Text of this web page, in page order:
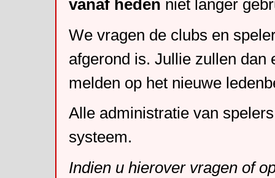
vanaf heden niet langer
We vragen de clubs en
afgerond is. Jullie zullen dan
melden op het nieuwe
Alle administratie van
systeem.
Indien u hierover vragen of